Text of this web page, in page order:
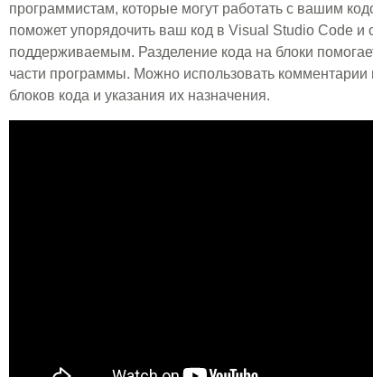
программистам, которые могут работать с вашим
поможет упорядочить ваш код в Visual Studio Code и
поддерживаемым. Разделение кода на блоки
части программы. Можно использовать комментарии
блоков кода и указания их назначения.